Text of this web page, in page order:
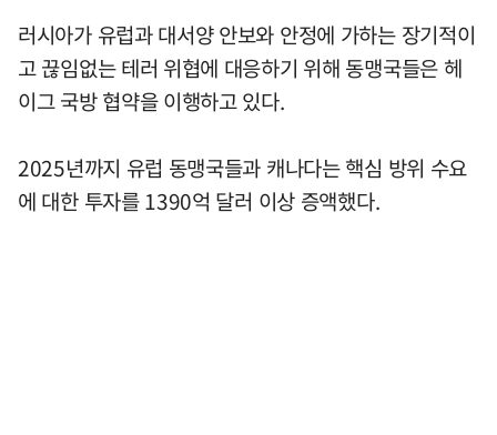
러시아가 유럽과 대서양 안보와 안정에 가하는 장기적이
고 끊임없는 테러 위협에 대응하기 위해 동맹국들은 헤
이그 국방 협약을 이행하고 있다.
2025년까지 유럽 동맹국들과 캐나다는 핵심 방위 수요
에 대한 투자를 1390억 달러 이상 증액했다.